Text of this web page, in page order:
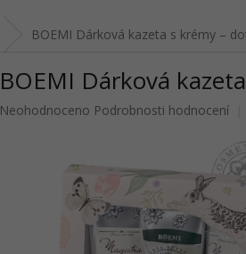
BOEMI Dárková kazeta s krémy –
BOEMI Dárková
Průměrné
Neohodnoceno Podrobnosti hodnocení